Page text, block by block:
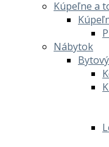
Kúpeľne a
Nábytok